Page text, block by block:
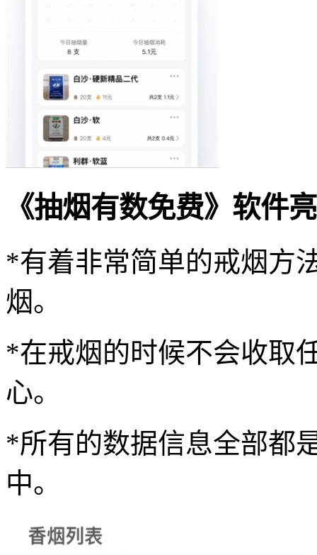
《抽烟有数免费》软件
*有着非常简单的戒烟方
烟。
*在戒烟的时候不会收取
心。
*所有的数据信息全部都
中。